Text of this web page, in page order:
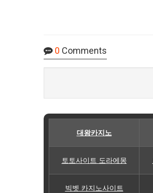
0 Comments
대왕카지노
토토사이트 도라에몽
빅벳 카지노사이트